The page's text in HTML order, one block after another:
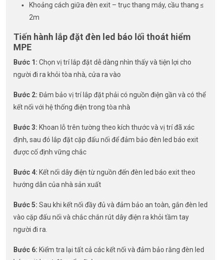
Khoảng cách giữa đèn exit – trục thang máy, cầu thang ≤
2m
Tiến hành lắp đặt đèn led báo lối thoát hiểm
MPE
Bước 1: Chọn vị trí lắp đặt dễ dàng nhìn thấy và tiện lợi cho
người đi ra khỏi tòa nhà, cửa ra vào
Bước 2: Đảm bảo vị trí lắp đặt phải có nguồn điện gần và có thể
kết nối với hệ thống điện trong tòa nhà
Bước 3: Khoan lỗ trên tường theo kích thước và vị trí đã xác
định, sau đó lắp đặt cặp đấu nối để đảm bảo đèn led báo exit
được cố định vững chắc
Bước 4: Kết nối dây điện từ nguồn đến đèn led báo exit theo
hướng dẫn của nhà sản xuất
Bước 5: Sau khi kết nối đầy đủ và đảm bảo an toàn, gắn đèn led
vào cặp đấu nối và chắc chắn rút dây điện ra khỏi tầm tay
người đi ra.
Bước 6: Kiểm tra lại tất cả các kết nối và đảm bảo rằng đèn led